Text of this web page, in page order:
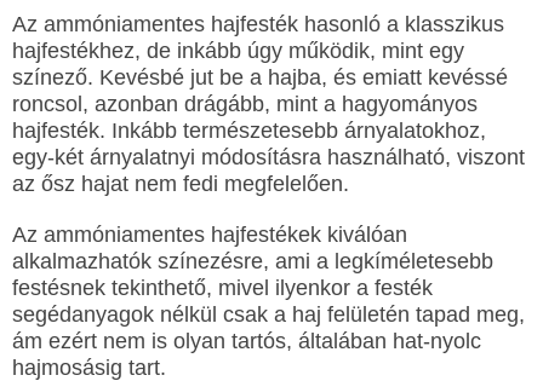
Az ammóniamentes hajfesték hasonló a klasszikus
hajfestékhez, de inkább úgy működik, mint egy
színező. Kevésbé jut be a hajba, és emiatt kevéssé
roncsol, azonban drágább, mint a hagyományos
hajfesték. Inkább természetesebb árnyalatokhoz,
egy-két árnyalatnyi módosításra használható, viszont
az ősz hajat nem fedi megfelelően.
Az ammóniamentes hajfestékek kiválóan
alkalmazhatók színezésre, ami a legkíméletesebb
festésnek tekinthető, mivel ilyenkor a festék
segédanyagok nélkül csak a haj felületén tapad meg,
ám ezért nem is olyan tartós, általában hat-nyolc
hajmosásig tart.